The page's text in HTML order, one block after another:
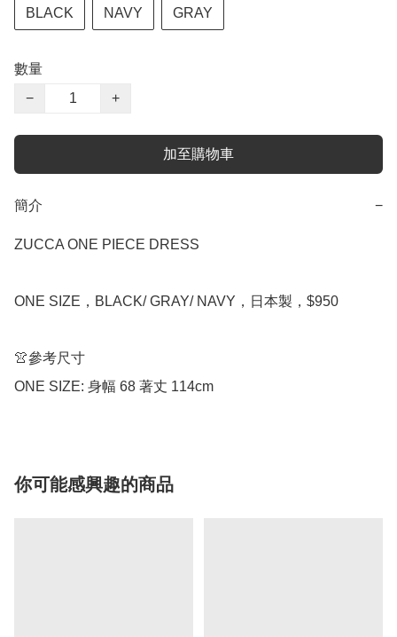
BLACK NAVY GRAY
數量
−
+
加至購物車
簡介 −
ZUCCA ONE PIECE DRESS
ONE SIZE，BLACK/ GRAY/ NAVY，日本製，$950
👚參考尺寸
你可能感興趣的商品